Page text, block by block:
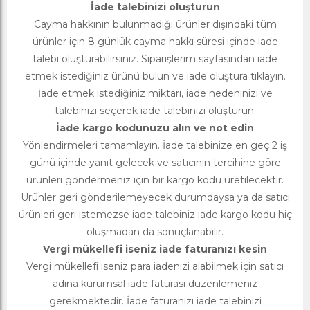
İade talebinizi oluşturun
Cayma hakkının bulunmadığı ürünler dışındaki tüm
ürünler için 8 günlük cayma hakkı süresi içinde iade
talebi oluşturabilirsiniz. Siparişlerim sayfasından iade
etmek istediğiniz ürünü bulun ve iade oluştura tıklayın.
İade etmek istediğiniz miktarı, iade nedeninizi ve
talebinizi seçerek iade talebinizi oluşturun.
İade kargo kodunuzu alın ve not edin
Yönlendirmeleri tamamlayın. İade talebinize en geç 2 iş
günü içinde yanıt gelecek ve satıcının tercihine göre
ürünleri göndermeniz için bir kargo kodu üretilecektir.
Ürünler geri gönderilemeyecek durumdaysa ya da satıcı
ürünleri geri istemezse iade talebiniz iade kargo kodu hiç
oluşmadan da sonuçlanabilir.
Vergi mükellefi iseniz iade faturanızı kesin
Vergi mükellefi iseniz para iadenizi alabilmek için satıcı
adına kurumsal iade faturası düzenlemeniz
gerekmektedir. İade faturanızı iade talebinizi